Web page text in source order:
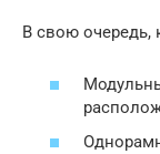
В свою очередь,